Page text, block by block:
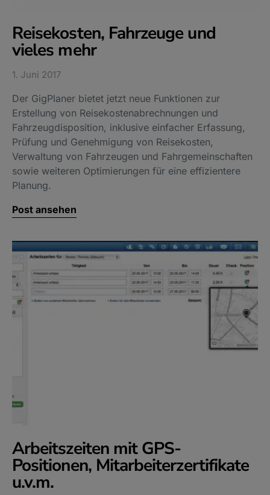
Reisekosten, Fahrzeuge und
vieles mehr
1. Juni 2017
Der GigPlaner bietet jetzt neue Funktionen zur
Erstellung von Reisekostenabrechnungen und
Fahrzeugdisposition, inklusive einfacher Erfassung,
Prüfung und Genehmigung von Reisekosten,
Verwaltung von Fahrzeugen und Fahrgemeinschaften
sowie weiteren Optimierungen für eine effizientere
Planung.
Post ansehen
Arbeitszeiten mit GPS-
Positionen, Mitarbeiterzertifikate
u.v.m.